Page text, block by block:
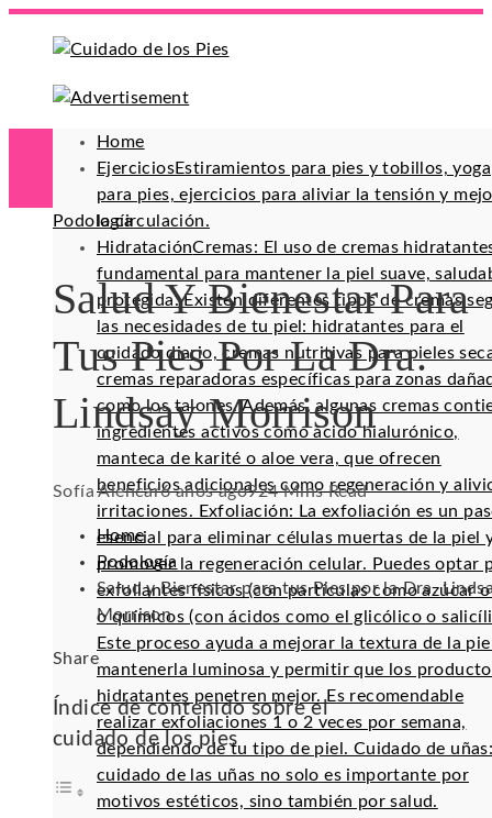
Home
EjerciciosEstiramientos para pies y tobillos, yoga
para pies, ejercicios para aliviar la tensión y
la circulación.
HidrataciónCremas: El uso de cremas
fundamental para mantener la piel suave,
protegida. Existen diferentes tipos de cremas
las necesidades de tu piel: hidratantes para el
cuidado diario, cremas nutritivas para pieles
cremas reparadoras específicas para zonas
como los talones. Además, algunas cremas
ingredientes activos como ácido hialurónico,
manteca de karité o aloe vera, que ofrecen
beneficios adicionales como regeneración y
irritaciones. Exfoliación: La exfoliación es un
esencial para eliminar células muertas de la piel
promover la regeneración celular. Puedes optar
exfoliantes físicos (con partículas como azúcar o
o químicos (con ácidos como el glicólico o
Este proceso ayuda a mejorar la textura de la
mantenerla luminosa y permitir que los
hidratantes penetren mejor. Es recomendable
realizar exfoliaciones 1 o 2 veces por semana,
dependiendo de tu tipo de piel. Cuidado de
cuidado de las uñas no solo es importante por
motivos estéticos, sino también por salud.
Podología
Salud Y Bienestar Para
Tus Pies Por La Dra.
Lindsay Morrison
Sofía Alencar6 años ago924 Mins Read
Home
Podología
Salud y Bienestar para tus Pies por la Dra.
Morrison
Facebook
Twitter
LinkedIn
Pinterest
Stumbleupon
Email
Share
Índice de contenido sobre el
cuidado de los pies